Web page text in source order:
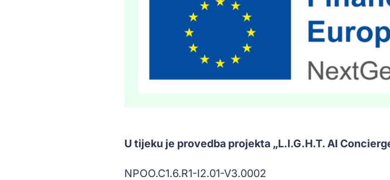
U tijeku je provedba projekta „L.I.G.H.T. AI
NPOO.C1.6.R1-I2.01-V3.0002